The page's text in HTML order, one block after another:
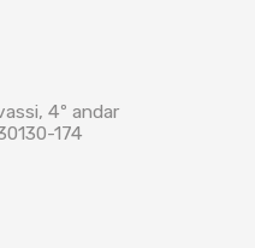
4º andar
174